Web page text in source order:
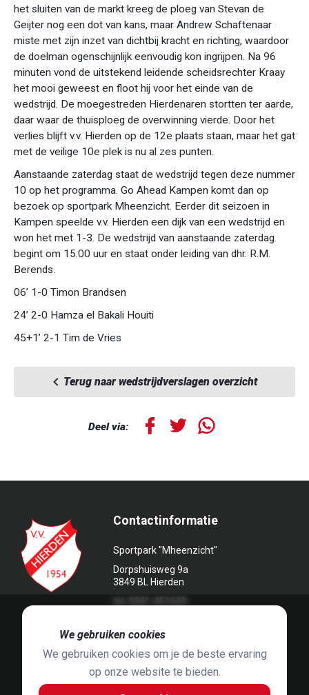
het sluiten van de markt kreeg de ploeg van Stevan de
Geijter nog een dot van kans, maar Andrew Schaftenaar
miste met zijn inzet van dichtbij kracht en richting, waardoor
de doelman ogenschijnlijk eenvoudig kon ingrijpen. Na 96
minuten vond de uitstekend leidende scheidsrechter Kraay
het mooi geweest en floot hij voor het einde van de
wedstrijd. De moegestreden Hierdenaren stortten ter aarde,
daar waar de thuisploeg de overwinning vierde. Door het
verlies blijft v.v. Hierden op de 12e plaats staan, maar het gat
met de veilige 10e plek is nu al zes punten.
Aanstaande zaterdag staat de wedstrijd tegen deze nummer
10 op het programma. Go Ahead Kampen komt dan op
bezoek op sportpark Mheenzicht. Eerder dit seizoen in
Kampen speelde v.v. Hierden een dijk van een wedstrijd en
won het met 1-3. De wedstrijd van aanstaande zaterdag
begint om 15.00 uur en staat onder leiding van dhr. R.M.
Berends.
06’ 1-0 Timon Brandsen
24’ 2-0 Hamza el Bakali Houiti
45+1’ 2-1 Tim de Vries
Terug naar wedstrijdverslagen overzicht
Deel via:
Contactinformatie
Sportpark "Mheenzicht"
Dorpshuisweg 9a
3849 BL Hierden
Jaap Hop & ontwerpen door
We gebruiken cookies
We gebruiken cookies om je de beste ervaring
op onze website te bieden.